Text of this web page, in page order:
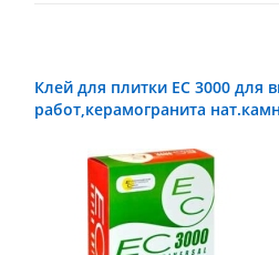
Клей для плитки ЕС 3000 для
работ,керамогранита